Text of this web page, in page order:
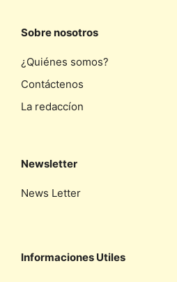
Sobre nosotros
¿Quiénes somos?
Contáctenos
La redaccíon
Newsletter
News Letter
Informaciones Utiles